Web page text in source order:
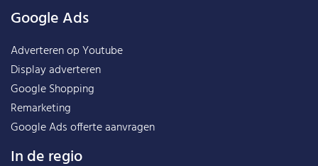
Google Ads
Adverteren op Youtube
Display adverteren
Google Shopping
Remarketing
Google Ads offerte aanvragen
In de regio